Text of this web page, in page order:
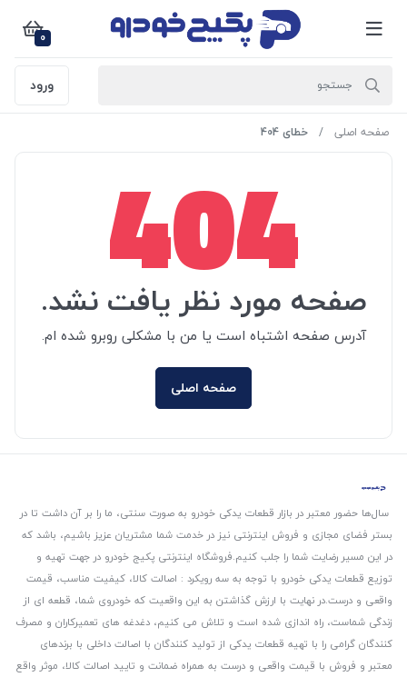
0
ورود
صفحه اصلی خطای 404
404
صفحه مورد نظر یافت نشد.
آدرس صفحه اشتباه است یا من با مشکلی روبرو شده ام.
صفحه اصلی
سال‌ها حضور معتبر در بازار قطعات یدکی خودرو به صورت سنتی، ما را بر آن داشت تا در
بستر فضای مجازی و فروش اینترنتی نیز در خدمت شما مشتریان عزیز باشیم، باشد که
در این مسیر رضایت شما را جلب کنیم.فروشگاه اینترنتی پکیج خودرو در جهت تهیه و
توزیع قطعات یدکی خودرو با توجه به سه رویکرد : اصالت کالا، کیفیت مناسب، قیمت
واقعی و درست.در نهایت با ارزش گذاشتن به این واقعیت که خودروی شما، قطعه ای از
زندگی شماست، راه اندازی شده است و تلاش می کنیم، دغدغه های تعمیرکاران و مصرف
کنندگان گرامی را با تهیه قطعات یدکی از تولید کنندگان با اصالت داخلی با برندهای
معتبر و فروش با قیمت واقعی و درست به همراه ضمانت و تایید اصالت کالا، موثر واقع